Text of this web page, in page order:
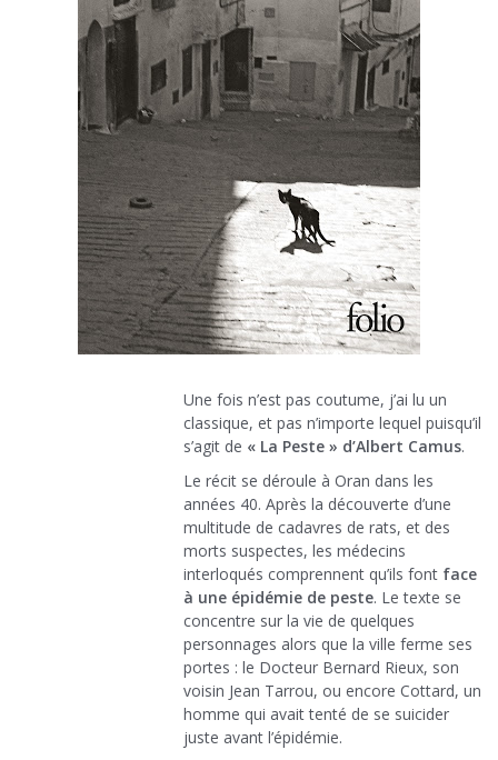
Une fois n’est pas coutume, j’ai lu un
classique, et pas n’importe lequel puisqu’il
s’agit de « La Peste » d’Albert Camus.
Le récit se déroule à Oran dans les
années 40. Après la découverte d’une
multitude de cadavres de rats, et des
morts suspectes, les médecins
interloqués comprennent qu’ils font face
à une épidémie de peste. Le texte se
concentre sur la vie de quelques
personnages alors que la ville ferme ses
portes : le Docteur Bernard Rieux, son
voisin Jean Tarrou, ou encore Cottard, un
homme qui avait tenté de se suicider
juste avant l’épidémie.